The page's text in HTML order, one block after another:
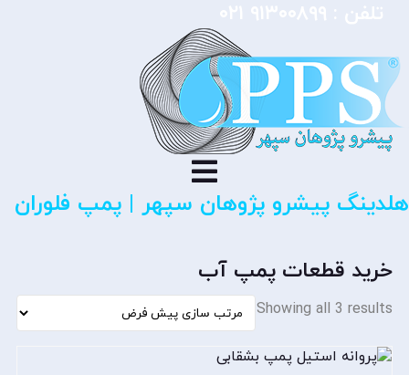
هلدینگ پیشرو پژوهان سپهر | پمپ فلوران
خرید قطعات پمپ آب
Showing all 3 results